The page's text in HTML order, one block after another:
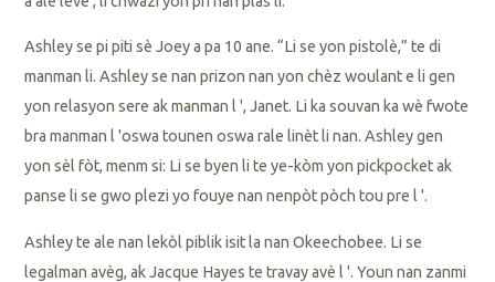
Ashley se pi piti sè Joey a pa 10 ane. “Li se yon pistolè,” te di
manman li. Ashley se nan prizon nan yon chèz woulant e li gen
yon relasyon sere ak manman l ', Janet. Li ka souvan ka wè fwote
bra manman l 'oswa tounen oswa rale linèt li nan. Ashley gen
yon sèl fòt, menm si: Li se byen li te ye-kòm yon pickpocket ak
panse li se gwo plezi yo fouye nan nenpòt pòch tou pre l '.
Ashley te ale nan lekòl piblik isit la nan Okeechobee. Li se
legalman avèg, ak Jacque Hayes te travay avè l '. Youn nan zanmi